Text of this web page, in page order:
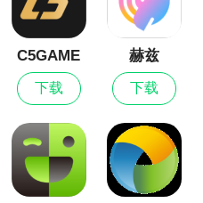
选择！多重看小说模式
缓存。你还在等什么
情的享受阅读带来的体
松告别书荒的烦恼，还
齐全，涉及了多种书籍
，快速获取新章节，随
们的看书需求
C5GAME
下载
赫兹
下载